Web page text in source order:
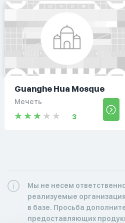
Guanghe Hua Mosque
Мечеть
3
Мы не несем
реализуемые
в базе. Просьба
предоставляющих